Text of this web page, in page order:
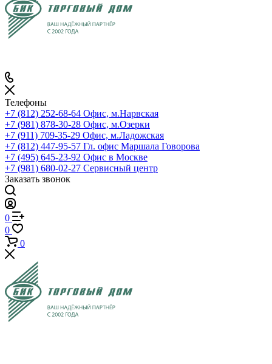
Телефоны
+7 (812) 252-68-64 Офис, м.Нарвская
+7 (981) 878-30-28 Офис, м.Озерки
+7 (911) 709-35-29 Офис, м.Ладожская
+7 (812) 447-95-57 Гл. офис Маршала Говорова
+7 (495) 645-23-92 Офис в Москве
+7 (981) 680-02-27 Сервисный центр
Заказать звонок
0
0
0